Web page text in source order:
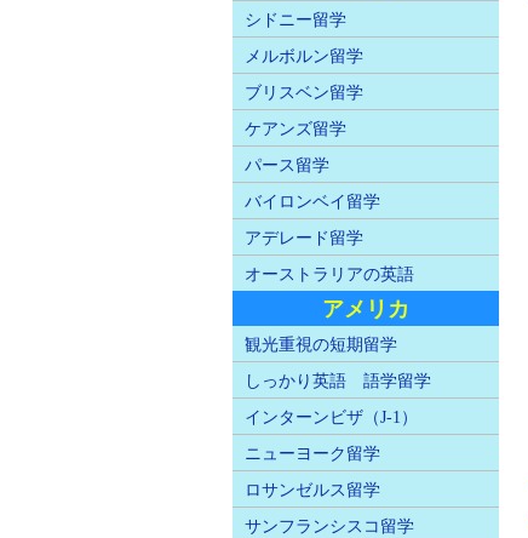
シドニー留学
メルボルン留学
ブリスベン留学
ケアンズ留学
パース留学
バイロンベイ留学
アデレード留学
オーストラリアの英語
アメリカ
観光重視の短期留学
しっかり英語 語学留学
インターンビザ（J-1）
ニューヨーク留学
ロサンゼルス留学
サンフランシスコ留学